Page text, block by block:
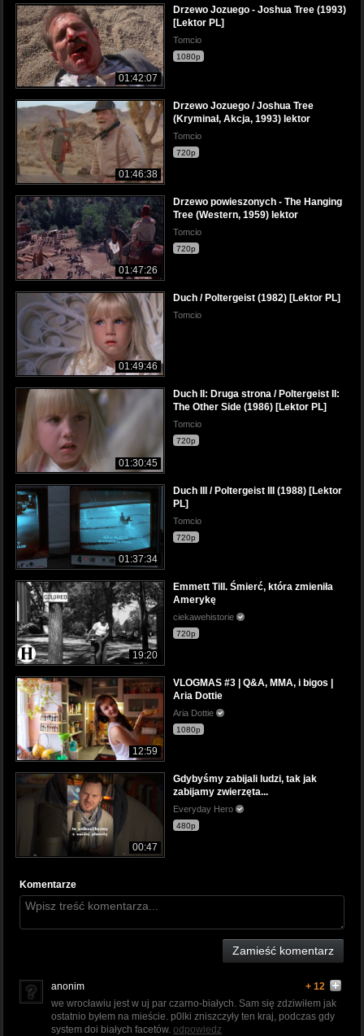
01:42:07
Drzewo Jozuego - Joshua Tree (1993)
[Lektor PL]
Tomcio
1080p
01:46:38
Drzewo Jozuego / Joshua Tree
(Kryminał, Akcja, 1993) lektor
Tomcio
720p
01:47:26
Drzewo powieszonych - The Hanging
Tree (Western, 1959) lektor
Tomcio
720p
01:49:46
Duch / Poltergeist (1982) [Lektor PL]
Tomcio
01:30:45
Duch II: Druga strona / Poltergeist II:
The Other Side (1986) [Lektor PL]
Tomcio
720p
01:37:34
Duch III / Poltergeist III (1988) [Lektor
PL]
Tomcio
720p
19:20
Emmett Till. Śmierć, która zmieniła
Amerykę
ciekawehistorie
720p
12:59
VLOGMAS #3 | Q&A, MMA, i bigos |
Aria Dottie
Aria Dottie
1080p
00:47
Gdybyśmy zabijali ludzi, tak jak
zabijamy zwierzęta...
Everyday Hero
480p
Komentarze
Zamieść komentarz
anonim
+ 12
we wrocławiu jest w uj par czarno-białych. Sam się zdziwiłem jak
ostatnio byłem na mieście. p0lki zniszczyły ten kraj, podczas gdy
system doi białych facetów. odpowiedz